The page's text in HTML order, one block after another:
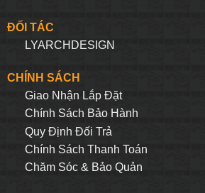
ĐỐI TÁC
LYARCHDESIGN
CHÍNH SÁCH
Giao Nhận Lắp Đặt
Chính Sách Bảo Hành
Quy Định Đối Trả
Chính Sách Thanh Toán
Chăm Sóc & Bảo Quản